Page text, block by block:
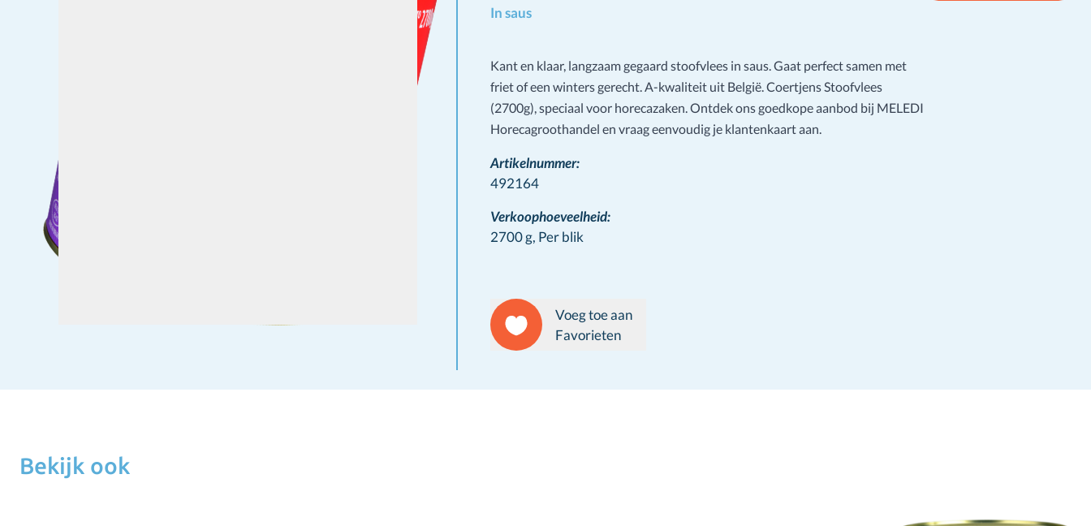
In saus
Kant en klaar, langzaam gegaard stoofvlees in saus. Gaat perfect samen met
friet of een winters gerecht. A-kwaliteit uit België. Coertjens Stoofvlees
(2700g), speciaal voor horecazaken. Ontdek ons goedkope aanbod bij MELEDI
Horecagroothandel en vraag eenvoudig je klantenkaart aan.
Artikelnummer:
492164
Verkoophoeveelheid:
2700 g, Per blik
Voeg toe aan
Favorieten
Bekijk ook